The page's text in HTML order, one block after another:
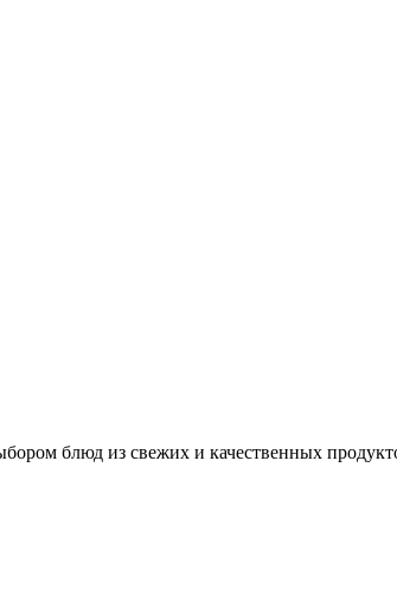
блюд из свежих и качественных